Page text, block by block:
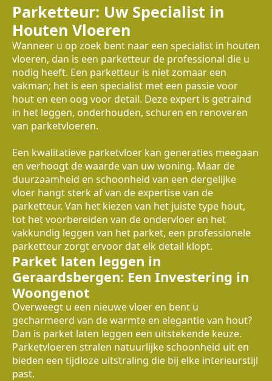
Parketteur: Uw Specialist in
Houten Vloeren
Wanneer u op zoek bent naar een specialist in houten
vloeren, dan is een parketteur de professional die u
nodig heeft. Een parketteur is niet zomaar een
vakman; het is een specialist met een passie voor
hout en een oog voor detail. Deze expert is getraind
in het leggen, onderhouden, schuren en renoveren
van parketvloeren.
Een kwalitatieve parketvloer kan generaties meegaan
en verhoogt de waarde van uw woning. Maar de
duurzaamheid en schoonheid van een dergelijke
vloer hangt sterk af van de expertise van de
parketteur. Van het kiezen van het juiste type hout,
tot het voorbereiden van de ondervloer en het
vakkundig leggen van het parket, een professionele
parketteur zorgt ervoor dat elk detail klopt.
Parket laten leggen in
Geraardsbergen: Een Investering in
Woongenot
Overweegt u een nieuwe vloer en bent u
gecharmeerd van de warmte en elegantie van hout?
Dan is parket laten leggen een uitstekende keuze.
Parketvloeren stralen natuurlijke schoonheid uit en
bieden een tijdloze uitstraling die bij elke interieurstijl
past.